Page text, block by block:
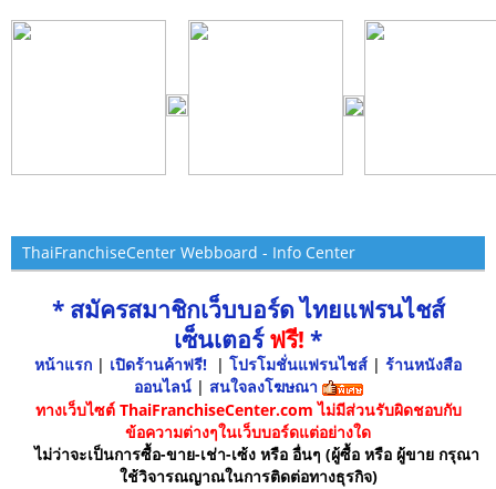
ThaiFranchiseCenter Webboard - Info Center
* สมัครสมาชิกเว็บบอร์ด ไทยแฟรนไชส์
เซ็นเตอร์ฟรี! *
หน้าแรก | เปิดร้านค้าฟรี! | โปรโมชั่นแฟรนไชส์ | ร้านหนังสือ
ออนไลน์ | สนใจลงโฆษณา
ทางเว็บไซต์ ThaiFranchiseCenter.com ไม่มีส่วนรับผิดชอบกับ
ข้อความต่างๆในเว็บบอร์ดแต่อย่างใด
ไม่ว่าจะเป็นการซื้อ-ขาย-เช่า-เซ้ง หรือ อื่นๆ (ผู้ซื้อ หรือ ผู้ขาย กรุณา
ใช้วิจารณญาณในการติดต่อทางธุรกิจ)